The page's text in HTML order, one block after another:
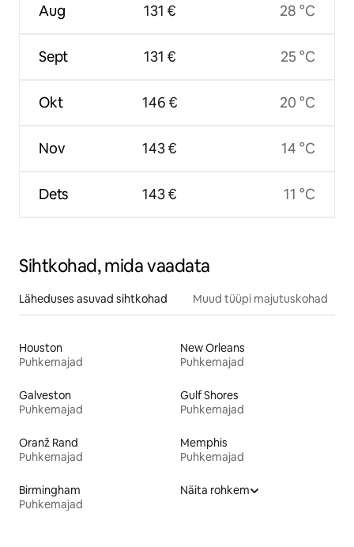
Aug
Sept
Okt
Nov
Dets
131 €
131 €
146 €
143 €
143 €
28 °C
25 °C
20 °C
14 °C
11 °C
Sihtkohad, mida vaadata
Läheduses asuvad sihtkohad Muud tüüpi majutuskohad
Houston
Puhkemajad
New Orleans
Puhkemajad
Galveston
Puhkemajad
Gulf Shores
Puhkemajad
Oranž Rand
Puhkemajad
Memphis
Puhkemajad
Birmingham
Puhkemajad
Näita rohkem